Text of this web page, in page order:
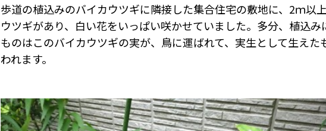
歩道の植込みのバイカウツギに隣接した集合住宅の敷地に、2ｍ以
ウツギがあり、白い花をいっぱい咲かせていました。多分、植込み
ものはこのバイカウツギの実が、鳥に運ばれて、実生として生えた
われます。